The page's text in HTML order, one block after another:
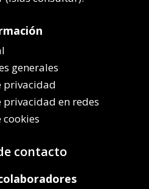
generales
privacidad
privacidad en redes
contacto